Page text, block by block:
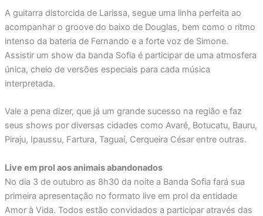
A guitarra distorcida de Larissa, segue uma linha perfeita ao
acompanhar o groove do baixo de Douglas, bem como o ritmo
intenso da bateria de Fernando e a forte voz de Simone.
Assistir um show da banda Sofia é participar de uma atmosfera
única, cheio de versões especiais para cada música
interpretada.
Vale a pena dizer, que já um grande sucesso na região e faz
seus shows por diversas cidades como Avaré, Botucatu, Bauru,
Piraju, Ipaussu, Fartura, Taguaí, Cerqueira César entre outras.
Live em prol aos animais abandonados
No dia 3 de outubro as 8h30 da noite a Banda Sofia fará sua
primeira apresentação no formato live em prol da entidade
Amor à Vida. Todos estão convidados a participar através das